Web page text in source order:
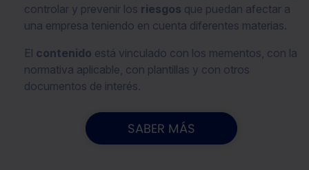
controlar y prevenir los riesgos que puedan afectar a
una empresa teniendo en cuenta diferentes materias.
El contenido está vinculado con los mementos, con la
normativa aplicable, con plantillas y con otros
documentos de interés.
SABER MÁS